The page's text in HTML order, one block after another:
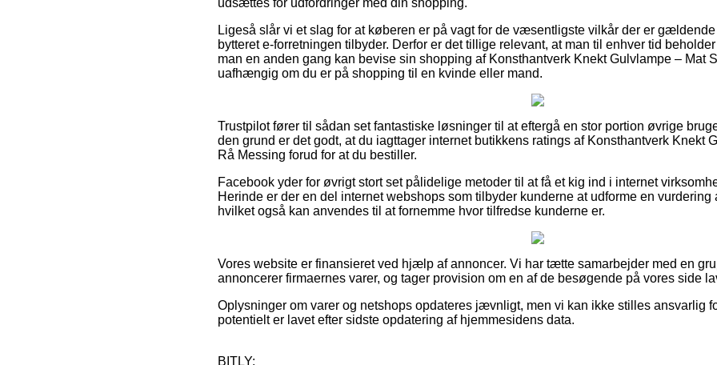
udsættes for udfordringer med din shopping.
Ligeså slår vi et slag for at køberen er på vagt for de væsentligste vilkår der er
bytteret e-forretningen tilbyder. Derfor er det tillige relevant, at man til enhver tid
man en anden gang kan bevise sin shopping af Konsthantverk Knekt Gulvlampe – Mat
uafhængig om du er på shopping til en kvinde eller mand.
Trustpilot fører til sådan set fantastiske løsninger til at eftergå en stor portion øvrige
den grund er det godt, at du iagttager internet butikkens ratings af Konsthantverk Knekt
Rå Messing forud for at du bestiller.
Facebook yder for øvrigt stort set pålidelige metoder til at få et kig ind i internet
Herinde er der en del internet webshops som tilbyder kunderne at udforme en vurdering
hvilket også kan anvendes til at fornemme hvor tilfredse kunderne er.
Vores website er finansieret ved hjælp af annoncer. Vi har tætte samarbejder med en
annoncerer firmaernes varer, og tager provision om en af de besøgende på vores side
Oplysninger om varer og netshops opdateres jævnligt, men vi kan ikke stilles ansvarlig
potentielt er lavet efter sidste opdatering af hjemmesidens data.
BITLY: